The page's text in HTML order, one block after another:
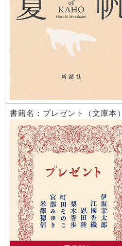
書籍名：プレゼント（文庫本）